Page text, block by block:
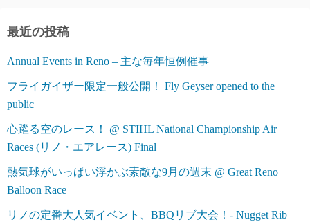
ー
最近の投稿
Annual Events in Reno – 主な毎年恒例催事
フライガイザー限定一般公開！ Fly Geyser opened to the
public
心躍る空のレース！ @ STIHL National Championship Air
Races (リノ・エアレース) Final
熱気球がいっぱい浮かぶ素敵な9月の週末 @ Great Reno
Balloon Race
リノの定番大人気イベント、BBQリブ大会！- Nugget Rib